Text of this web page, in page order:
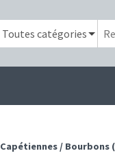
Capétiennes / Bourbons